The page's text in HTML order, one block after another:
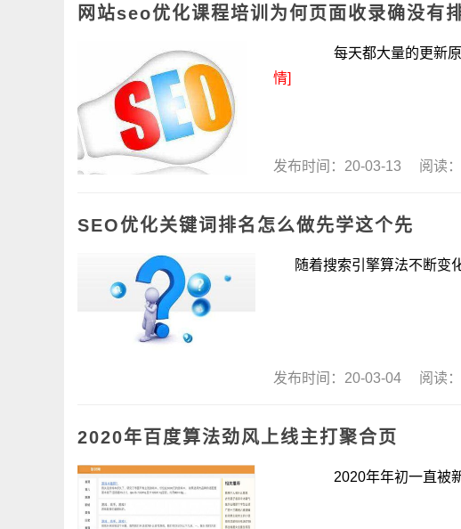
网站seo优化课程培训为何页面收录确没有
每天都大量的更新原创
情]
发布时间：20-03-13 阅读
​SEO优化关键词排名怎么做先学这个先
随着搜索引擎算法不断变
发布时间：20-03-04 阅读
2020年百度算法劲风上线主打聚合页
2020年年初一直被新型